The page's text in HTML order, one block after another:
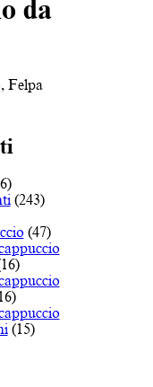
da
Felpa
(243)
(47)
(15)